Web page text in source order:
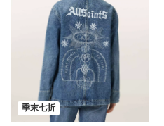
季末七折